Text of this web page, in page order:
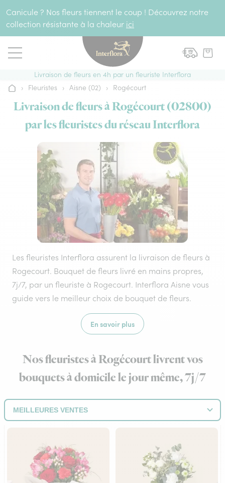
Canicule ? Nos fleurs tiennent le coup ! Découvrez notre
collection résistante à la chaleur ici
Livraison de fleurs en 4h par un fleuriste Interflora
Accueil
› Fleuristes › Aisne (02) › Rogécourt
Livraison de fleurs à Rogécourt (02800)
par les fleuristes du réseau Interflora
Les fleuristes Interflora assurent la livraison de fleurs à
Rogecourt. Bouquet de fleurs livré en mains propres,
7j/7, par un fleuriste à Rogecourt. Interflora Aisne vous
guide vers le meilleur choix de bouquet de fleurs.
En savoir plus
Nos fleuristes à Rogécourt livrent vos
bouquets à domicile le jour même, 7j/7